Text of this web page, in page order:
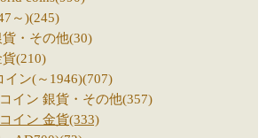
～)(245)
・その他(30)
(210)
イン(～1946)(707)
イン 銀貨・その他(357)
イン 金貨(333)